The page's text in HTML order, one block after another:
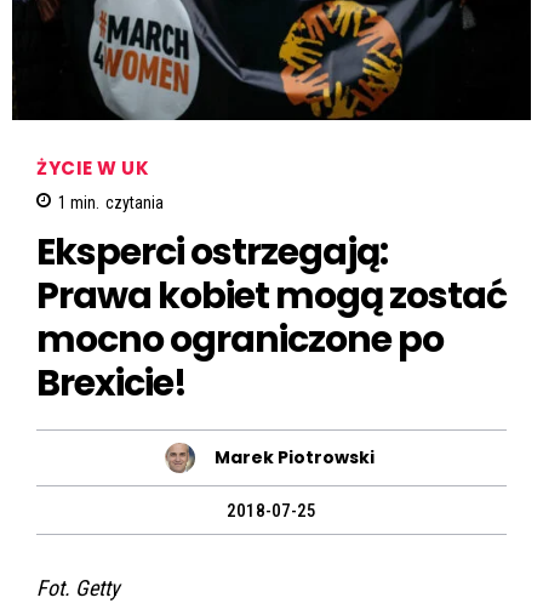
ŻYCIE W UK
1 min. czytania
Eksperci ostrzegają:
Prawa kobiet mogą zostać
mocno ograniczone po
Brexicie!
Marek Piotrowski
2018-07-25
Fot. Getty